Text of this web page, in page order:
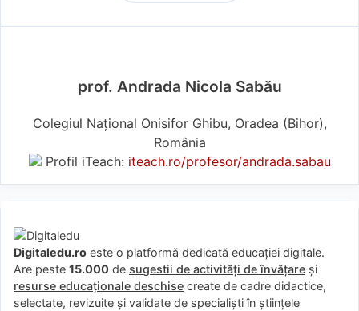
prof. Andrada Nicola Sabău
Colegiul Național Onisifor Ghibu, Oradea (Bihor),
România
Profil iTeach: iteach.ro/profesor/andrada.sabau
Digitaledu.ro este o platformă dedicată educației digitale.
Are peste 15.000 de sugestii de activități de învățare și
resurse educaționale deschise create de cadre didactice,
selectate, revizuite și validate de specialiști în științele